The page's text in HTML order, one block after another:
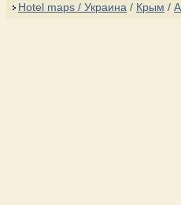
Hotel maps / Украина / Крым /